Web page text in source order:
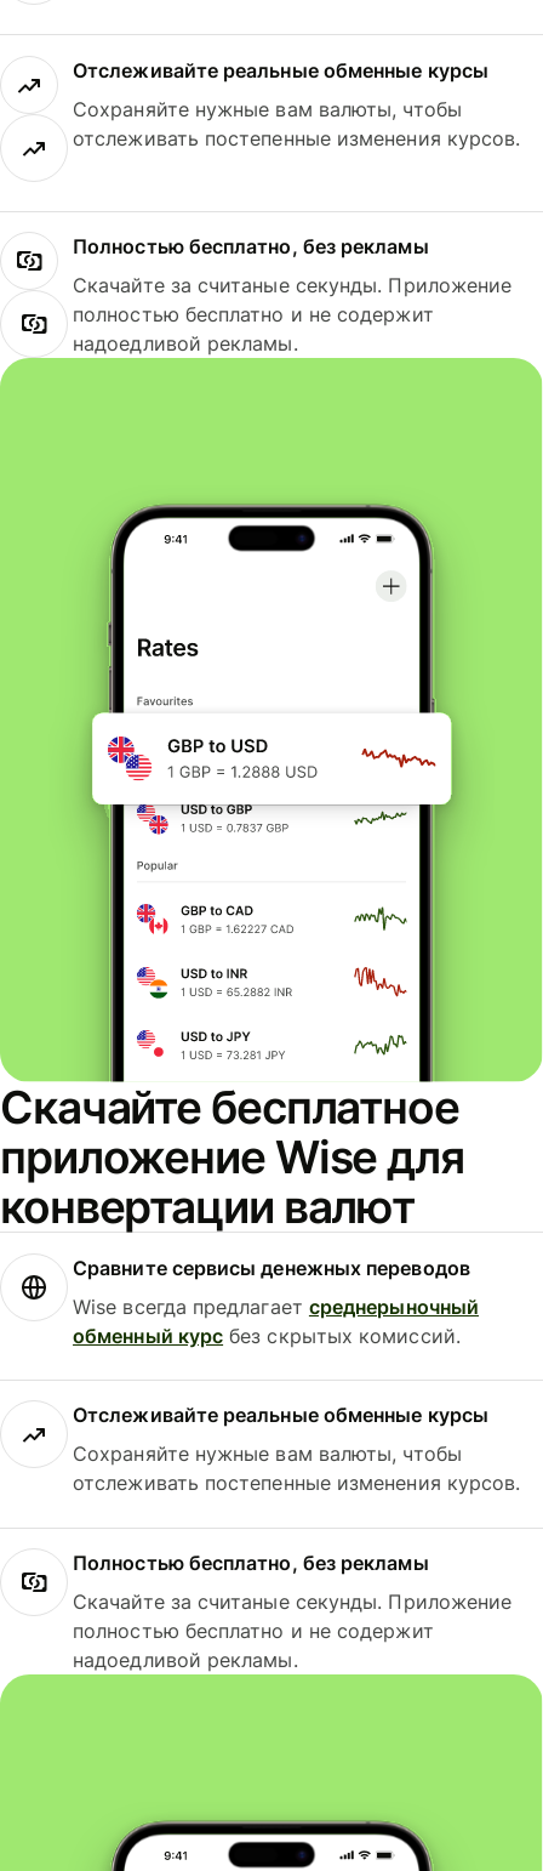
Отслеживайте реальные обменные курсы
Сохраняйте нужные вам валюты, чтобы
отслеживать постепенные изменения курсов.
Полностью бесплатно, без рекламы
Скачайте за считаные секунды. Приложение
полностью бесплатно и не содержит
надоедливой рекламы.
Скачайте бесплатное
приложение Wise для
конвертации валют
Сравните сервисы денежных переводов
Wise всегда предлагает среднерыночный
обменный курс без скрытых комиссий.
Отслеживайте реальные обменные курсы
Сохраняйте нужные вам валюты, чтобы
отслеживать постепенные изменения курсов.
Полностью бесплатно, без рекламы
Скачайте за считаные секунды. Приложение
полностью бесплатно и не содержит
надоедливой рекламы.